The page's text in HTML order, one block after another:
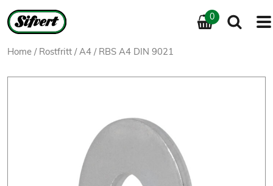
0
Home / Rostfritt / A4 / RBS A4 DIN 9021